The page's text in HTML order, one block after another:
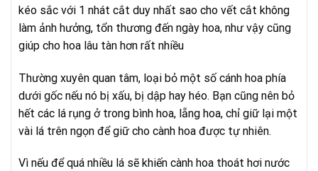
kéo sắc với 1 nhát cắt duy nhất sao cho vết cắt không
làm ảnh hưởng, tổn thương đến ngày hoa, như vậy cũng
giúp cho hoa lâu tàn hơn rất nhiều
Thường xuyên quan tâm, loại bỏ một số cánh hoa phía
dưới gốc nếu nó bị xấu, bị dập hay héo. Bạn cũng nên bỏ
hết các lá rụng ở trong bình hoa, lẵng hoa, chỉ giữ lại một
vài lá trên ngọn để giữ cho cành hoa được tự nhiên.
Vì nếu để quá nhiều lá sẽ khiến cành hoa thoát hơi nước